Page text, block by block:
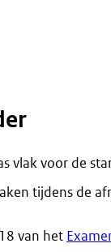
vlak voor de
tijdens de
van het